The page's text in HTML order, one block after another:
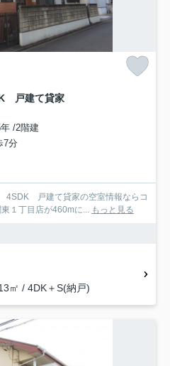
戸建て貸家
/2階建
7分
4SDK 戸建て貸家の空室情報ならコ
１丁目店が460mに... もっと見る
㎡ / 4DK＋S(納戸)